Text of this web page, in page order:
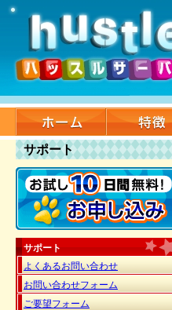
サポート
サポート
よくあるお問い合わせ
お問い合わせフォーム
ご要望フォーム